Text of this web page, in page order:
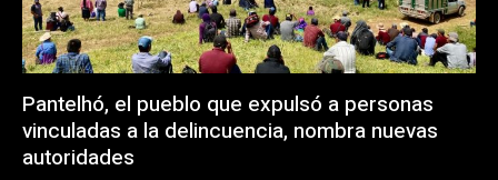
Pantelhó, el pueblo que expulsó a personas
vinculadas a la delincuencia, nombra nuevas
autoridades